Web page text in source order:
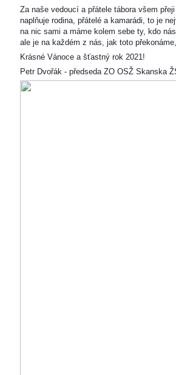
Za naše vedoucí a přátele tábora všem
naplňuje rodina, přátelé a kamarádi, to je
na nic sami a máme kolem sebe ty, kdo
ale je na každém z nás, jak toto
Krásné Vánoce a šťastný rok 2021!
Petr Dvořák - předseda ZO OSŽ Skanska